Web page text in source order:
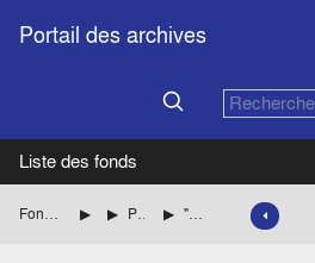
Portail des archives
Liste des fonds
Fonds Jean Monnet : Comité d'action, correspondance FRANCE : DIVERS
Personnalités dont les noms commencent par LE à MA "Motion sur la réalisation d'un marché commun", de la Fédération nationale des Syndicats 'Exploitants agricoles. Annexe de AMKC 16/8/309.